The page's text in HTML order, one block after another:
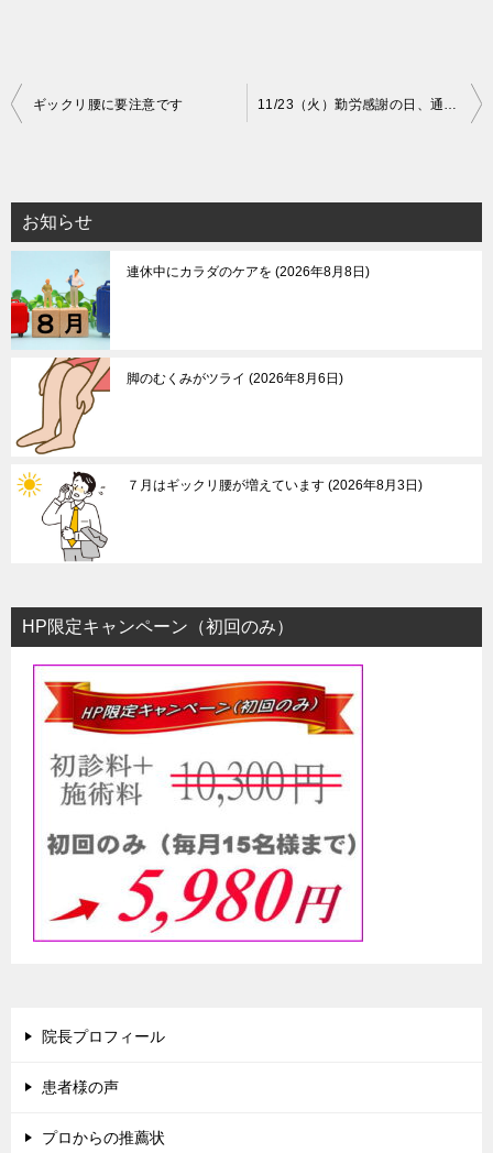
投
ビ
ゲ
シ
ョ
ギックリ腰に要注意です 11/23（火）勤労感謝の日、通常営業します
お知らせ
連休中にカラダのケアを 2026年8月8日
脚のむくみがツライ 2026年8月6日
７月はギックリ腰が増えています 2026年8月3日
HP限定キャンペーン（初回のみ）
院長プロフィール
患者様の声
プロからの推薦状